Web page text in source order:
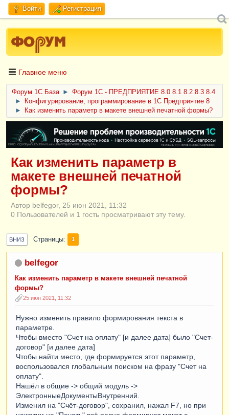
Войти Регистрация
Главное меню
Форум 1C База ►
Форум 1С - ПРЕДПРИЯТИЕ 8.0 8.1 8.2 8.3 8.4
►
Конфигурирование, программирование в 1С Предприятие 8
►
Как изменить параметр в макете внешней печатной формы?
ERID: CQH36pWzJqVJD4xVLsnhcU4hVPNjkBZe8KKxjJiYySyZAz
Как изменить параметр в
макете внешней печатной
формы?
Автор belfegor, 25 июн 2021, 11:32
0 Пользователей и 1 гость просматривают эту тему.
ВНИЗ Страницы 1
belfegor
Как изменить параметр в макете внешней печатной
формы?
25 июн 2021, 11:32
Нужно изменить правило формирования текста в
параметре.
Чтобы вместо "Счет на оплату" [и далее дата] было "Счет-
договор" [и далее дата]
Чтобы найти место, где формируется этот параметр,
воспользовался глобальным поиском на фразу "Счет на
оплату".
Нашёл в общие -> общий модуль ->
ЭлектронныеДокументыВнутренний.
Изменил на "Счёт-договор", сохранил, нажал F7, но при